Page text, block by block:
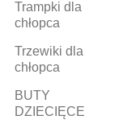
Trampki dla
chłopca
Trzewiki dla
chłopca
BUTY
DZIECIĘCE